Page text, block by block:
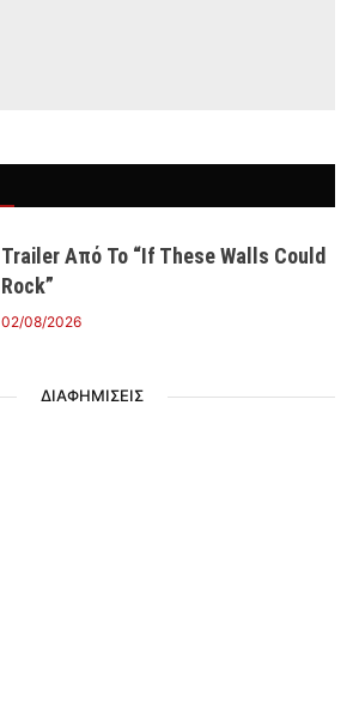
Trailer Από Το “If These Walls Could
Rock”
02/08/2026
ΔΙΑΦΗΜΙΣΕΙΣ